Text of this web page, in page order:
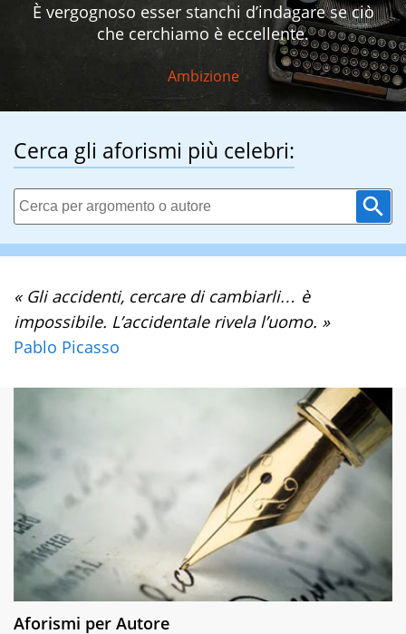
È vergognoso esser stanchi d’indagare se ciò
che cerchiamo è eccellente.
Ambizione
Cerca gli aforismi più celebri:
« Gli accidenti, cercare di cambiarli… è
impossibile. L’accidentale rivela l’uomo. »
Pablo Picasso
Aforismi per Autore